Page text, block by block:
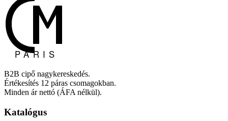
B2B cipő nagykereskedés.
Értékesítés 12 páras csomagokban.
Minden ár nettó (ÁFA nélkül).
Katalógus